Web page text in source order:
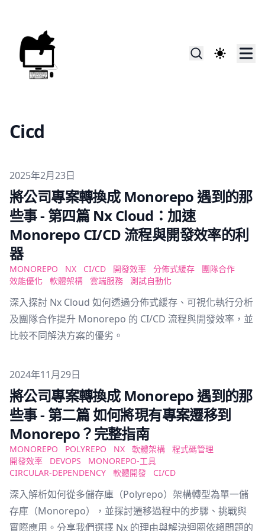
Cicd
Published on
2025年2月23日
將公司專案轉換成 Monorepo 遇到的那
些事 - 第四篇 Nx Cloud：加速
Monorepo CI/CD 流程與開發效率的利
器
MONOREPO NX CI/CD 開發效率 分佈式緩存
團隊合作
效能優化
軟體架構 雲端服務 測試自動化
深入探討 Nx Cloud 如何透過分佈式緩存、可視化執行分析
及團隊合作提升 Monorepo 的 CI/CD 流程與開發效率，並
比較不同解決方案的優劣。
Published on
2024年11月29日
將公司專案轉換成 Monorepo 遇到的那
些事 - 第二篇 如何將現有專案遷移到
Monorepo？完整指南
MONOREPO POLYREPO NX 軟體架構
程式碼管理
開發效率
DEVOPS
MONOREPO-工具
CIRCULAR-DEPENDENCY
軟體開發 CI/CD
深入解析如何從多儲存庫（Polyrepo）架構轉型為單一儲
存庫（Monorepo），並探討遷移過程中的步驟、挑戰與
實際應用。分享我們選擇 Nx 的理由與解決迴圈依賴問題的